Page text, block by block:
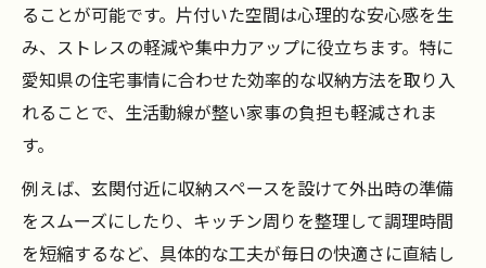
ることが可能です。片付いた空間は心理的な安心感を生
み、ストレスの軽減や集中力アップに役立ちます。特に
愛知県の住宅事情に合わせた効率的な収納方法を取り入
れることで、生活動線が整い家事の負担も軽減されま
す。
例えば、玄関付近に収納スペースを設けて外出時の準備
をスムーズにしたり、キッチン周りを整理して調理時間
を短縮するなど、具体的な工夫が毎日の快適さに直結し